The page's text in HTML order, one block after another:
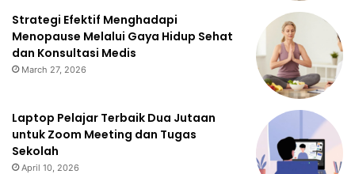
Strategi Efektif Menghadapi
Menopause Melalui Gaya Hidup Sehat
dan Konsultasi Medis
March 27, 2026
Laptop Pelajar Terbaik Dua Jutaan
untuk Zoom Meeting dan Tugas
Sekolah
April 10, 2026